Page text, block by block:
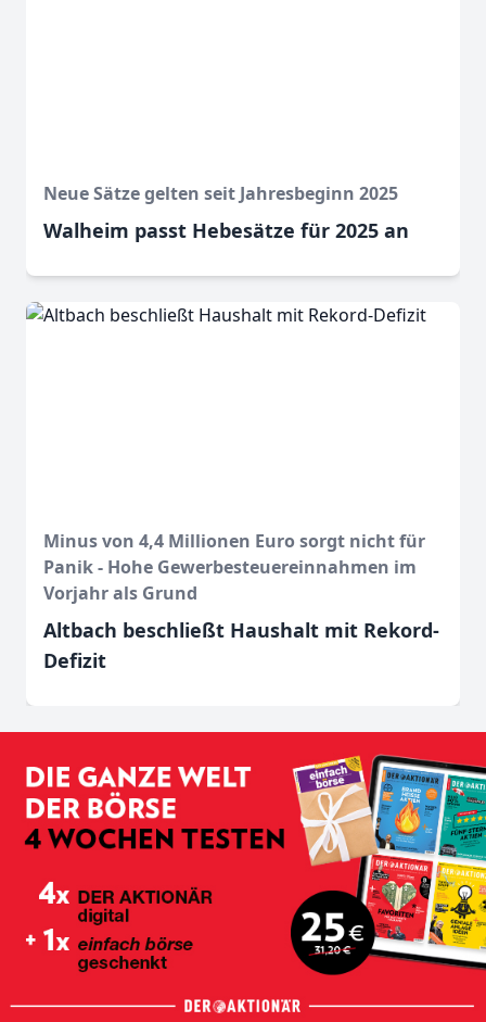
Neue Sätze gelten seit Jahresbeginn 2025
Walheim passt Hebesätze für 2025 an
Minus von 4,4 Millionen Euro sorgt nicht für
Panik - Hohe Gewerbesteuereinnahmen im
Vorjahr als Grund
Altbach beschließt Haushalt mit Rekord-
Defizit